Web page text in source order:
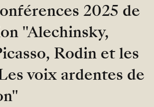
2025 de
"Alechinsky,
Rodin et les
voix ardentes de